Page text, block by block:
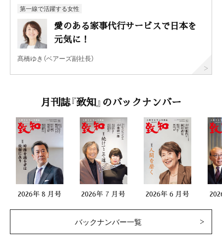
第一線で活躍する女性
愛のある家事代行サービスで日本を
元気に！
髙橋ゆき（ベアーズ副社長）
月刊誌『致知』のバックナンバー
2026年 8 月号 2026年 7 月号 2026年 6 月号
バックナンバー一覧